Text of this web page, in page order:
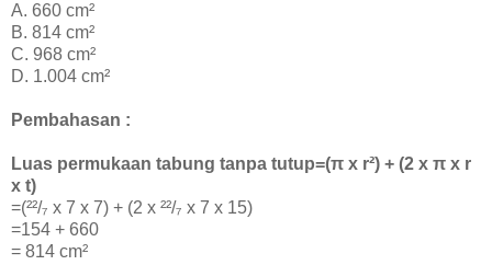
A. 660 cm²
B. 814 cm²
C. 968 cm²
D. 1.004 cm²
Pembahasan :
Luas permukaan tabung tanpa tutup=(π x r²) + (2 x π x r
x t)
=(²²/₇ x 7 x 7) + (2 x ²²/₇ x 7 x 15)
=154 + 660
= 814 cm²